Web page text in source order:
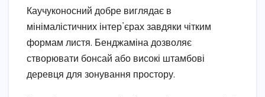
Каучуконосний добре виглядає в
мінімалістичних інтер’єрах завдяки чітким
формам листя. Бенджаміна дозволяє
створювати бонсай або високі штамбові
деревця для зонування простору.